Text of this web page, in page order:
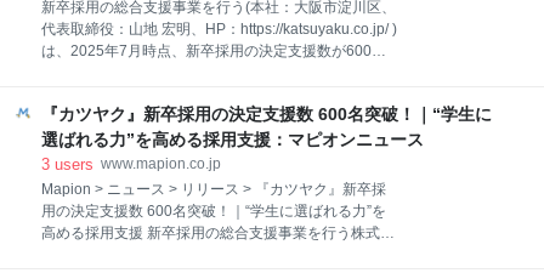
採用活動が、これまで以上に重要となっています。 当
社では、700名以上の採用決定支援を通じて培った知
までを支援する体制を強化しております。 画像 :
https://newscast.jp/attachments/K8IfK
新卒採用の総合支援事業を行う(本社：大阪市淀川区、
代表取締役：山地 宏明、HP：https://katsuyaku.co.jp/ )
は、2025年7月時点、新卒採用の決定支援数が600名
2233_1.jpg 決定支援数 600名突破！ ◆学生から選ば
れる力を高め、採用成功に繋げる新卒採用支援 新卒採
用における成功の鍵は、“まず学生から選ばれるこ
と”です。 カツヤクは、人事ご担当者や経営者の皆さ
まに、現場で実践できる伴走型の支援を提供していま
す。 ダイレクトリクルーティングの導入支援、求人メ
『カツヤク』新卒採用の決定支援数 600名突破！｜“学生に
選ばれる力”を高める採用支援：マピオンニュース
3 users www.mapion.co.jp
Mapion > ニュース > リリース > 『カツヤク』新卒採
用の決定支援数 600名突破！｜“学生に選ばれる力”を
高める採用支援 新卒採用の総合支援事業を行う株式会